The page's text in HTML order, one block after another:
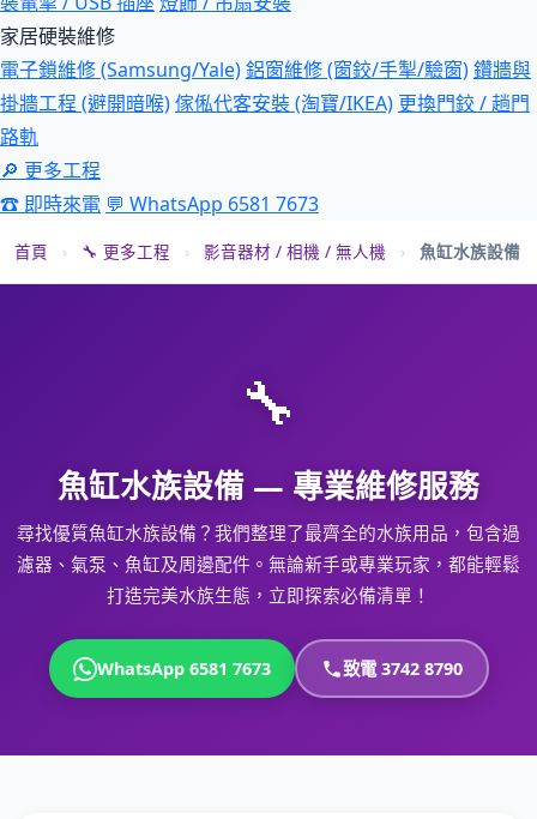
家居硬裝維修
電子鎖維修 (Samsung/Yale)鋁窗維修 (窗鉸/手掣/驗窗)鑽牆與
掛牆工程 (避開暗喉)傢俬代客安裝 (淘寶/IKEA) 更換門鉸 / 趟門
路軌
🔎 更多工程
☎ 即時來電 💬 WhatsApp 6581 7673
首頁 › 🔧 更多工程 › 影音器材 / 相機 / 無人機 › 魚缸水族設備
🔧
魚缸水族設備 — 專業維修服務
尋找優質魚缸水族設備？我們整理了最齊全的水族用品，包含過
濾器、氣泵、魚缸及周邊配件。無論新手或專業玩家，都能輕鬆
打造完美水族生態，立即探索必備清單！
WhatsApp 6581 7673 致電 3742 8790